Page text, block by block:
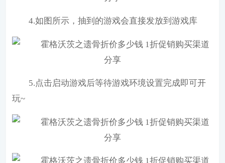
4.如图所示，抽到的游戏会直接发放到游戏库
5.点击启动游戏后等待游戏环境设置完成即可开
玩~